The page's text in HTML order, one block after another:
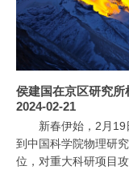
侯建国在京区研究
2024-02-21
新春伊始，2月
到中国科学院物理研
位，对重大科研项目